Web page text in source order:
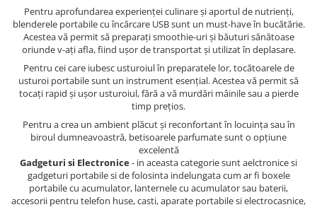
Pentru aprofundarea experienței culinare și aportul de nutrienți,
blenderele portabile cu încărcare USB sunt un must-have în bucătărie.
Acestea vă permit să preparați smoothie-uri și băuturi sănătoase
oriunde v-ați afla, fiind ușor de transportat și utilizat în deplasare.
Pentru cei care iubesc usturoiul în preparatele lor, tocătoarele de
usturoi portabile sunt un instrument esențial. Acestea vă permit să
tocați rapid și ușor usturoiul, fără a vă murdări mâinile sau a pierde
timp prețios.
Pentru a crea un ambient plăcut și reconfortant în locuința sau în
biroul dumneavoastră, betisoarele parfumate sunt o opțiune
excelentă
Gadgeturi si Electronice- in aceasta categorie sunt aelctronice si
gadgeturi portabile si de folosinta indelungata cum ar fi boxele
portabile cu acumulator, lanternele cu acumulator sau baterii,
accesorii pentru telefon huse, casti, aparate portabile si electrocasnice,